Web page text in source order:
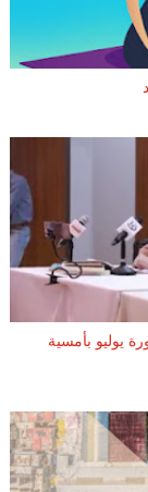
الأرمنية بمصر تحتفي بالذكرى الـ74 لثورة يوليو بأمسية